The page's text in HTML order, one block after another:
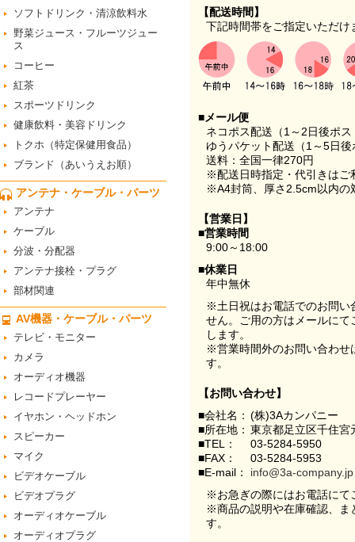
【配送時間】
下記時間帯をご指定いただけ
■メール便
ネコポス配送（1～2日後ポ
ゆうパケット配送（1～5日
送料：全国一律270円
※配送日時指定・代引きはご
※A4封筒、厚さ2.5cm以内の
【営業日】
■営業時間
9:00～18:00
■休業日
年中無休
※土日祝はお電話でのお問い
せん。ご用の方はメールに
します。
※営業時間外のお問い合わせ
す。
【お問い合わせ】
■会社名： (株)3Aカンパニー
■所在地： 東京都足立区千住
■TEL：
03-5284-5950
■FAX：
03-5284-5953
■E-mail：
info@3a-company.jp
※お急ぎの際にはお電話にて
※商品の説明や在庫確認、ま
す。
ソフトドリンク・清涼飲料水
野菜ジュース・フルーツジュー
ス
コーヒー
紅茶
スポーツドリンク
健康飲料・美容ドリンク
トクホ（特定保健用食品）
ブランド（あいうえお順）
アンテナ・ケーブル・パーツ
アンテナ
ケーブル
分波・分配器
アンテナ接栓・プラグ
部材関連
AV機器・ケーブル・パーツ
テレビ・モニター
カメラ
オーディオ機器
レコードプレーヤー
イヤホン・ヘッドホン
スピーカー
マイク
ビデオケーブル
ビデオプラグ
オーディオケーブル
オーディオプラグ